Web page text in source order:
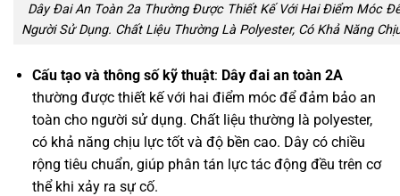
Dây Đai An Toàn 2a Thường Được Thiết Kế Với Hai Điểm Móc
Người Sử Dụng. Chất Liệu Thường Là Polyester, Có Khả Năng
Cấu tạo và thông số kỹ thuật: Dây đai an toàn 2A
thường được thiết kế với hai điểm móc để đảm bảo an
toàn cho người sử dụng. Chất liệu thường là polyester,
có khả năng chịu lực tốt và độ bền cao. Dây có chiều
rộng tiêu chuẩn, giúp phân tán lực tác động đều trên cơ
thể khi xảy ra sự cố.